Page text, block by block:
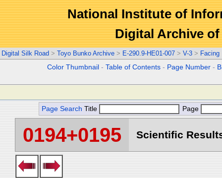
National Institute of
Digital Archive
Digital Silk Road > Toyo Bunko Archive > E-290.9-HE01-007 > V-3 > Facing
Color Thumbnail -Table of Contents - Page Number -
Page Search Title Page
0194+0195 Scientific